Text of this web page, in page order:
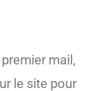
mail,
le site pour